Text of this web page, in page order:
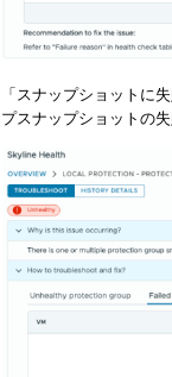
「スナップショット
プスナップショットの